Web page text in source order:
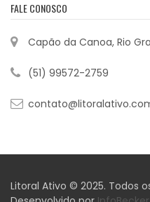
FALE CONOSCO
Capão da Canoa, Rio
(51) 99572-2759
Litoral Ativo © 2025. Todos